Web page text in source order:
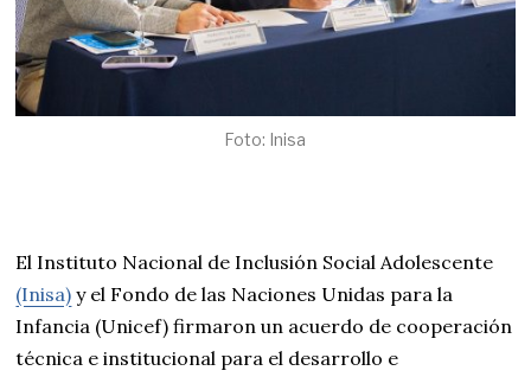
Foto: Inisa
El Instituto Nacional de Inclusión Social Adolescente
(Inisa) y el Fondo de las Naciones Unidas para la
Infancia (Unicef) firmaron un acuerdo de cooperación
técnica e institucional para el desarrollo e